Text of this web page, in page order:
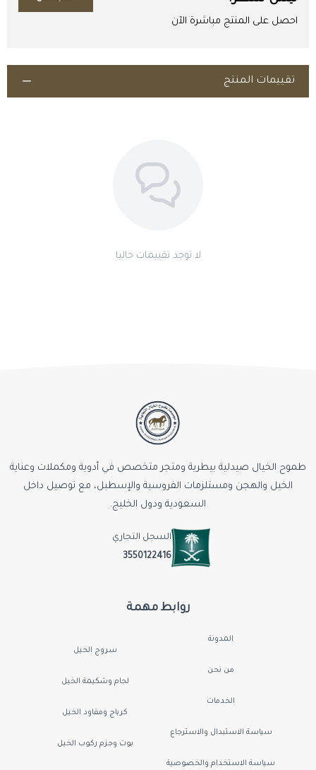
احصل على المنتج مباشرة الآن
اطلب المنتج
تقييمات المنتج
لا توجد تقييمات حاليا
روابط مهمة
المدونة
من نحن
الخدمات
سياسة الاستبدال والاسترجاع
سياسة الاستخدام والخصوصية
سروج الخيل
لجام وشكيمة الخيل
كرباج ومقاود الخيل
بوت وجزم ركوب الخيل
طموح الخيال صيدلية بيطرية ومتجر متخصص في أدوية ومكملات وعناية
الخيل والهجن ومستلزمات الفروسية والإسطبل، مع توصيل داخل
السعودية ودول الخليج.
السجل التجاري
3550122416